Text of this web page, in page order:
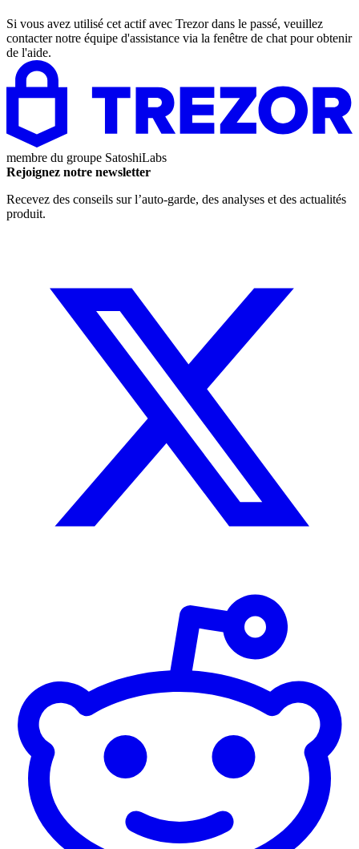
Si vous avez utilisé cet actif avec Trezor dans le passé, veuillez
contacter notre équipe d'assistance via la fenêtre de chat pour obtenir
de l'aide.
membre du groupe SatoshiLabs
Rejoignez notre newsletter
Recevez des conseils sur l’auto-garde, des analyses et des actualités
produit.